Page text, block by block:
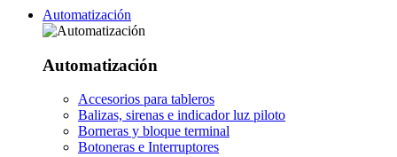
Automatización
Automatización
Accesorios para tableros
Balizas, sirenas e indicador luz piloto
Borneras y bloque terminal
Botoneras e Interruptores